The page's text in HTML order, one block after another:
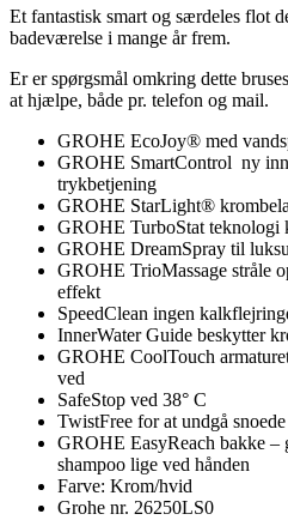
Et fantastisk smart og særdeles flot
badeværelse i mange år frem.
Er er spørgsmål omkring dette
at hjælpe, både pr. telefon og mail.
GROHE EcoJoy® med
GROHE SmartControl ny
trykbetjening
GROHE StarLight®
GROHE TurboStat teknologi
GROHE DreamSpray til
GROHE TrioMassage stråle
effekt
SpeedClean ingen
InnerWater Guide beskytter
GROHE CoolTouch
ved
SafeStop ved 38° C
TwistFree for at undgå
GROHE EasyReach bakke –
shampoo lige ved hånden
Farve: Krom/hvid
Grohe nr. 26250LS0